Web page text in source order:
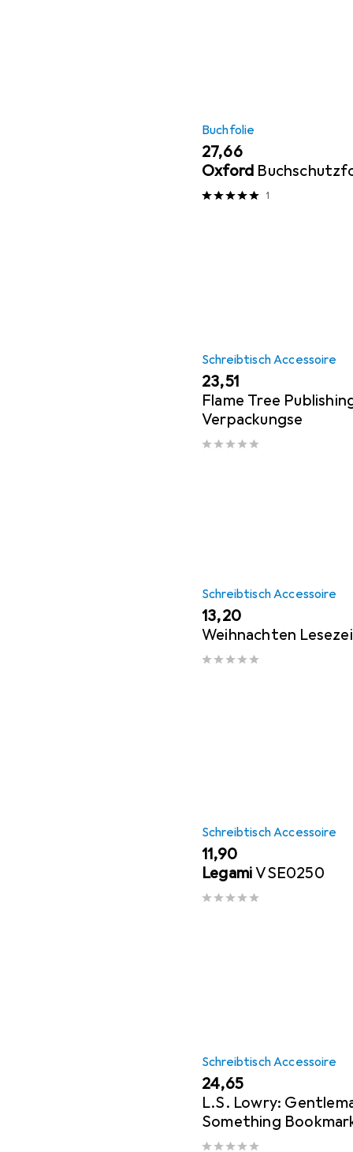
Buchfolie
EUR
27,66
Oxford
1
Schreibtisch Accessoire
EUR
23,51
Flame Tree
Verpackungse
Schreibtisch Accessoire
EUR
13,20
Weihnachten
Schreibtisch Accessoire
EUR
11,90
LegamiVSE0250
Schreibtisch Accessoire
EUR
24,65
L.S. Lowry:
Something